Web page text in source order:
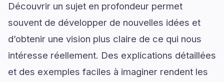
Découvrir un sujet en profondeur permet
souvent de développer de nouvelles idées et
d’obtenir une vision plus claire de ce qui nous
intéresse réellement. Des explications détaillées
et des exemples faciles à imaginer rendent les